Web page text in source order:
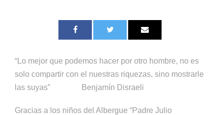
“Lo mejor que podemos hacer por otro hombre, no es
solo compartir con el nuestras riquezas, sino mostrarle
las suyas” Benjamín Disraeli
Gracias a los niños del Albergue “Padre Julio